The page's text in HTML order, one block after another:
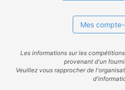
Mes
Les informations sur les
provenant d'un
Veuillez vous rapprocher de